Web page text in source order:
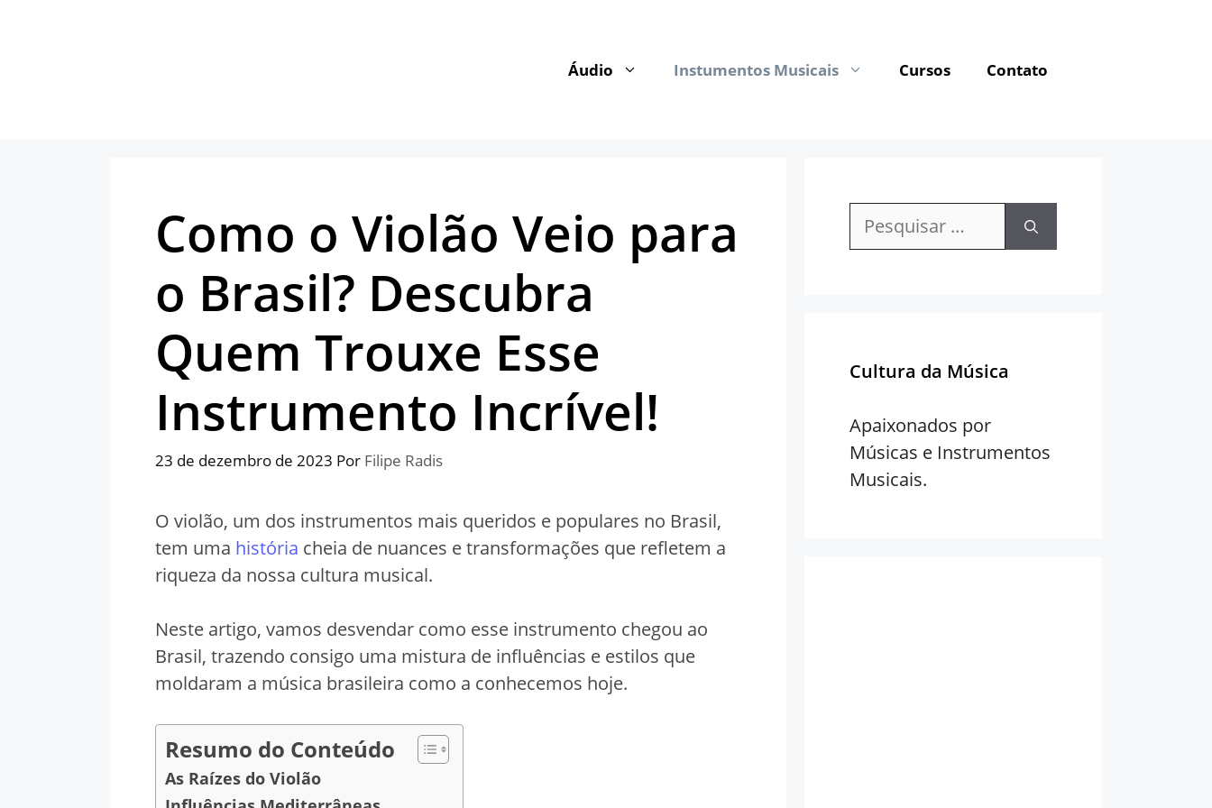
Áudio Instumentos Musicais Cursos Contato
Como o Violão Veio para
o Brasil? Descubra
Quem Trouxe Esse
Instrumento Incrível!
23 de dezembro de 2023 Por Filipe Radis
O violão, um dos instrumentos mais queridos e populares no Brasil,
tem uma história cheia de nuances e transformações que refletem a
riqueza da nossa cultura musical.
Neste artigo, vamos desvendar como esse instrumento chegou ao
Brasil, trazendo consigo uma mistura de influências e estilos que
moldaram a música brasileira como a conhecemos hoje.
Resumo do Conteúdo
As Raízes do Violão
Pesquisar
Cultura da Música
Apaixonados por
Músicas e Instrumentos
Musicais.